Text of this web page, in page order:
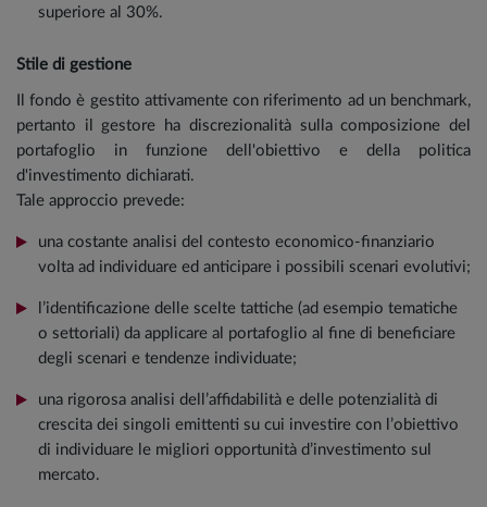
superiore al 30%.
Stile di gestione
Il fondo è gestito attivamente con riferimento ad un benchmark,
pertanto il gestore ha discrezionalità sulla composizione del
portafoglio in funzione dell'obiettivo e della politica
d'investimento dichiarati.
Tale approccio prevede:
una costante analisi del contesto economico-finanziario
volta ad individuare ed anticipare i possibili scenari evolutivi;
l’identificazione delle scelte tattiche (ad esempio tematiche
o settoriali) da applicare al portafoglio al fine di beneficiare
degli scenari e tendenze individuate;
una rigorosa analisi dell’affidabilità e delle potenzialità di
crescita dei singoli emittenti su cui investire con l’obiettivo
di individuare le migliori opportunità d’investimento sul
mercato.